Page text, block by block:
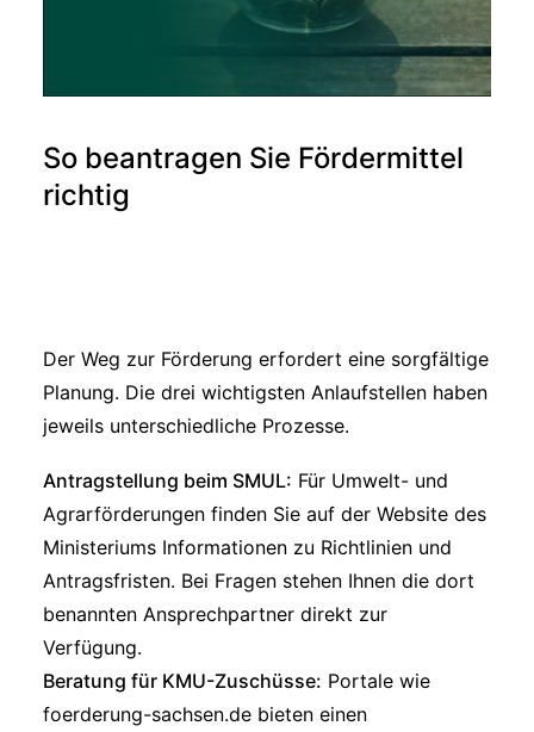
So beantragen Sie Fördermittel
richtig
Der Weg zur Förderung erfordert eine sorgfältige
Planung. Die drei wichtigsten Anlaufstellen haben
jeweils unterschiedliche Prozesse.
Antragstellung beim SMUL: Für Umwelt- und
Agrarförderungen finden Sie auf der Website des
Ministeriums Informationen zu Richtlinien und
Antragsfristen. Bei Fragen stehen Ihnen die dort
benannten Ansprechpartner direkt zur
Verfügung.
Beratung für KMU-Zuschüsse: Portale wie
foerderung-sachsen.de bieten einen